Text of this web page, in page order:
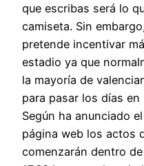
que escribas será lo
camiseta. Sin
pretende incentivar
estadio ya que
la mayoría de
para pasar los días
Según ha anunciado
página web los actos
comenzarán dentro